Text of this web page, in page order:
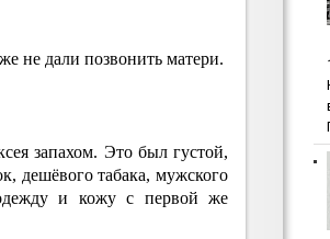
не дали позвонить матери.
запахом. Это был густой,
дешёвого табака, мужского
и кожу с первой же